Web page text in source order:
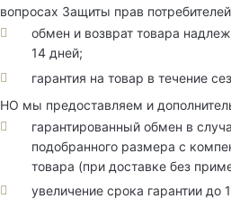
вопросах Защиты прав
обмен и возврат товара
14 дней;
гарантия на товар в течение
НО мы предоставляем и
гарантированный обмен в
подобранного размера с
товара (при доставке без
увеличение срока гарантии до